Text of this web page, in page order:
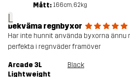
L
Mått: 166cm, 62kg
bekväma regnbyxor
Har inte hunnit använda byxorna ännu
perfekta i regnväder framöver
Arcade 3L
Lightweight
Black